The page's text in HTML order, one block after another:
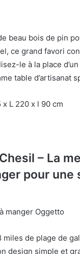
beau bois de pin
ce grand favori
le à la place
table d’artisanat
x L 220 x l 90 cm
– La
pour une
miles de plage de
design simple et